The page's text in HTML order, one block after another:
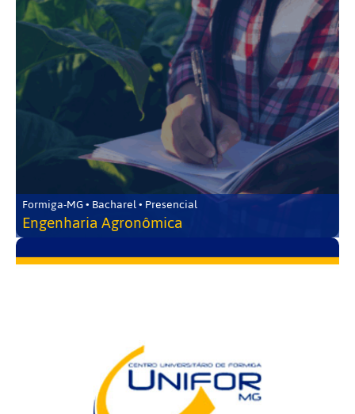
Formiga-MG • Bacharel • Presencial
Engenharia Agronômica